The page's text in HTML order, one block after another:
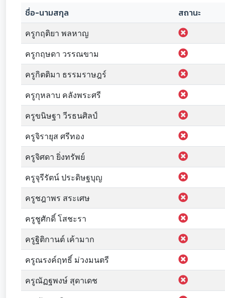
ชื่อ-นามสกุล สถานะ
ครูกฤติยา พลหาญ
ครูกฤษดา วรรณขาม
ครูกิตติมา ธรรมราษฎร์
ครูกุหลาบ คลังพระศรี
ครูขนิษฐา วีรธนศิลป์
ครูจิรายุส ศรีทอง
ครูจิศดา ยิ่งทรัพย์
ครูจุรีรัตน์ ประดิษฐบุญ
ครูชฎาพร สระเศษ
ครูชูศักดิ์ โสชะรา
ครูฐิติกานต์ เค้ามาก
ครูณรงค์ฤทธิ์ ม่วงมนตรี
ครูณัฏฐพงษ์ สุดาเดช